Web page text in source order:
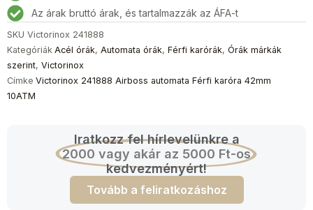
Az árak bruttó árak, és tartalmazzák az ÁFA-t
SKU Victorinox 241888
Kategóriák Acél órák, Automata órák, Férfi karórák, Órák márkák
szerint, Victorinox
Címke Victorinox 241888 Airboss automata Férfi karóra 42mm
10ATM
Iratkozz fel hírlevelünkre a
2000 vagy akár az 5000 Ft-os
kedvezményért!
Tovább a feliratkozáshoz